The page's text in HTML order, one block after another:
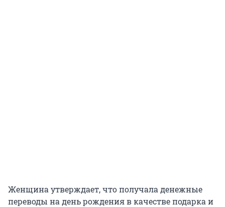
Женщина утверждает, что получала денежные
переводы на день рождения в качестве подарка и